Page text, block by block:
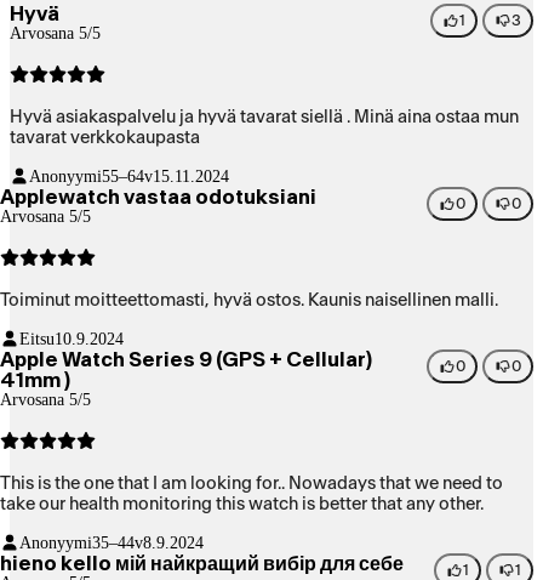
Hyvä
Arvosana 5/5
1 3
Hyvä asiakaspalvelu ja hyvä tavarat siellä . Minä aina ostaa mun
tavarat verkkokaupasta
Anonyymi55–64v15.11.2024
Applewatch vastaa odotuksiani
Arvosana 5/5
0 0
Toiminut moitteettomasti, hyvä ostos. Kaunis naisellinen malli.
Eitsu10.9.2024
Apple Watch Series 9 (GPS + Cellular)
41mm )
Arvosana 5/5
0 0
This is the one that I am looking for.. Nowadays that we need to
take our health monitoring this watch is better that any other.
Anonyymi35–44v8.9.2024
hieno kello мій найкращий вибір для себе 1 1